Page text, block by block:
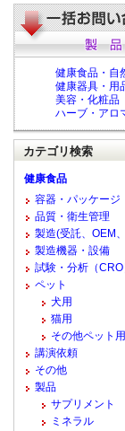
健康食品・自
健康器具・用
美容・化粧品
ハーブ・アロ
カテゴリ検索
健康食品
容器・パッケージ
品質・衛生管理
製造(受託、OEM
製造機器・設備
試験・分析（CRO
ペット
犬用
猫用
その他ペット用
講演依頼
その他
製品
サプリメント
ミネラル